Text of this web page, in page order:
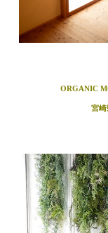
ORGANIC
宮崎